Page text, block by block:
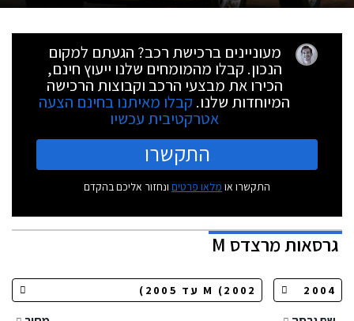
מעוניינים ברכישת רכב? הגעתם למקום
הנכון. קבלו מהמומחים שלנו ייעוץ חינם,
הכירו את מבצעי הרכב וקבוצות הרכישה
המיוחדות שלנו. קבלו מאיתנו בחינם הצעה
אטרקטיבית עכשיו
התקשרו
התקשרו או מלאו פרטים ונחזור אליכם בהקדם
גרסאותמרצדס M